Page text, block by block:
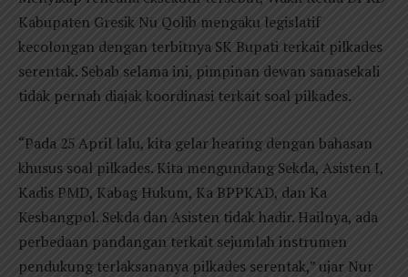
Kabupaten Gresik Nu Qolib mengaku legislatif
kecolongan dengan terbitnya SK Bupati terkait pilkades
serentak. Sebab selama ini, pimpinan dewan samasekali
tidak pernah diajak koordinasi terkait soal pilkades.
“Pada 25 April lalu, kita gelar hearing dengan bahasan
khusus soal pilkades. Kita mengundang Sekda, Asisten I,
Kadis PMD, Kabag Hukum, Ka BPPKAD, dan Ka
Kesbangpol. Sekda dan Asisten tidak hadir. Hailnya, ada
perbedaan pandangan terkait sejumlah instrumen
pendukung terlaksananya pilkades serentak,” ujar Nur